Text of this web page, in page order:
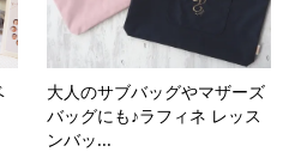
大人のサブバッグやマザーズ
バッグにも♪ラフィネ レッス
ンバッ...